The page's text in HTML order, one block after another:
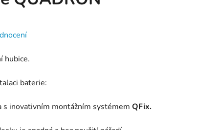
hubice.
baterie:
s inovativním montážním systémem QFix.